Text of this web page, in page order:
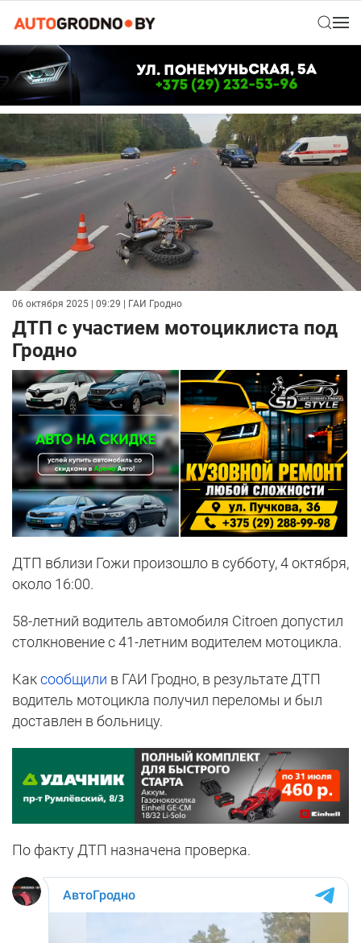
06 октября 2025 | 09:29 | ГАИ Гродно
ДТП с участием мотоциклиста под
Гродно
ДТП вблизи Гожи произошло в субботу, 4 октября,
около 16:00.
58-летний водитель автомобиля Citroen допустил
столкновение с 41-летним водителем мотоцикла.
Каксообщили в ГАИ Гродно, в результате ДТП
водитель мотоцикла получил переломы и был
доставлен в больницу.
По факту ДТП назначена проверка.